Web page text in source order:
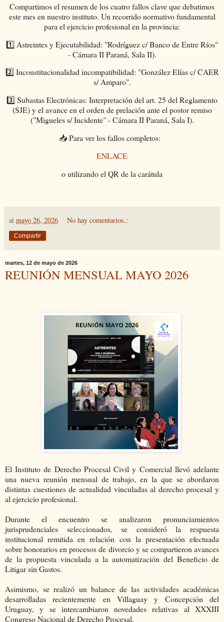
Compartimos el resumen de los cuatro fallos clave que debatimos
este mes en nuestro instituto. Un recorrido normativo fundamental
para el ejercicio profesional en la provincia:
1️⃣ Astreintes y Ejecutabilidad: "Rodríguez c/ Banco de Entre Ríos"
- Cámara II Paraná, Sala II).
2️⃣ Inconstitucionalidad incompatibilidad: "González Elías c/ CAER
s/ Amparo".
3️⃣ Subastas Electrónicas: Interpretación del art. 25 del Reglamento
(SJE) y el avance en el orden de prelación ante el postor remiso
("Migueles s/ Incidente" - Cámara II Paraná, Sala I).
📥 Para ver los fallos completos:
ENLACE
o utilizando el QR de la carátula
at mayo 26, 2026 No hay comentarios.:
Compartir
martes, 12 de mayo de 2026
REUNIÓN MENSUAL MAYO 2026
El Instituto de Derecho Procesal Civil y Comercial llevó adelante
una nueva reunión mensual de trabajo, en la que se abordaron
distintas cuestiones de actualidad vinculadas al derecho procesal y
al ejercicio profesional.
Durante el encuentro se analizaron pronunciamientos
jurisprudenciales seleccionados, se consideró la respuesta
institucional remitida en relación con la presentación efectuada
sobre honorarios en procesos de divorcio y se compartieron avances
de la propuesta vinculada a la automatización del Beneficio de
Litigar sin Gastos.
Asimismo, se realizó un balance de las actividades académicas
desarrolladas recientemente en Villaguay y Concepción del
Uruguay, y se intercambiaron novedades relativas al XXXIII
Congreso Nacional de Derecho Procesal.